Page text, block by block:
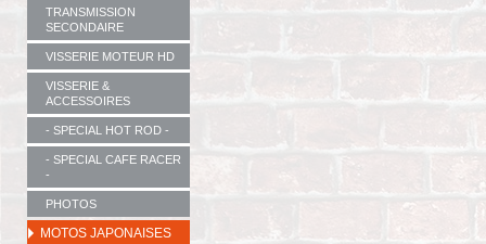
TRANSMISSION
SECONDAIRE
VISSERIE MOTEUR HD
VISSERIE &
ACCESSOIRES
- SPECIAL HOT ROD -
- SPECIAL CAFE RACER
-
PHOTOS
MOTOS JAPONAISES